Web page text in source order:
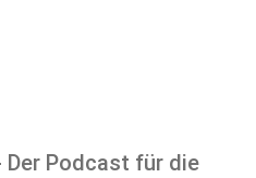
Podcast für die